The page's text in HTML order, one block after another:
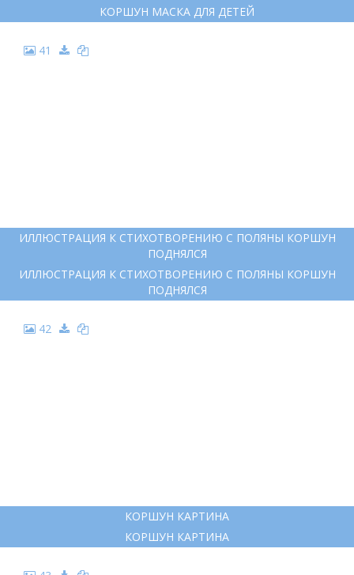
КОРШУН МАСКА ДЛЯ ДЕТЕЙ
41
ИЛЛЮСТРАЦИЯ К СТИХОТВОРЕНИЮ С ПОЛЯНЫ КОРШУН
ПОДНЯЛСЯ
ИЛЛЮСТРАЦИЯ К СТИХОТВОРЕНИЮ С ПОЛЯНЫ КОРШУН
ПОДНЯЛСЯ
42
КОРШУН КАРТИНА
КОРШУН КАРТИНА